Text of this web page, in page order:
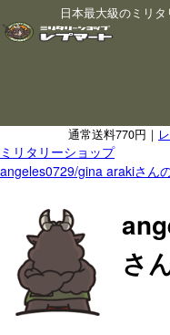
日本最大級のミリ
通常送料770円｜
ミリタリーショップ
angeles0729/gina arakiさん
さ